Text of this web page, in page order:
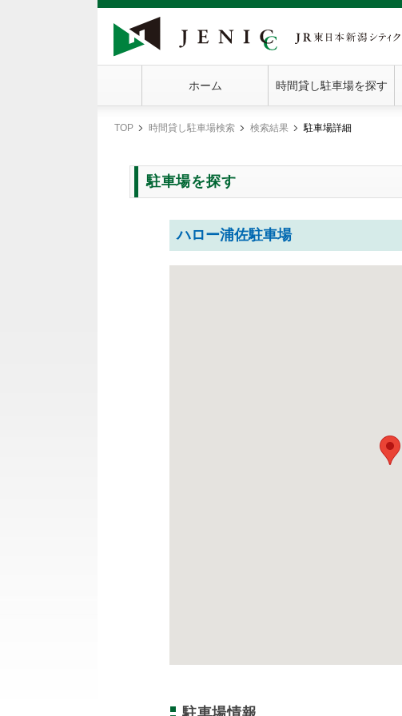
ホーム 時間貸し駐車場を探す
現
TOP 時間貸し駐車場検索 検索結果 駐車場詳細
駐車場を探す
ハロー浦佐駐車場